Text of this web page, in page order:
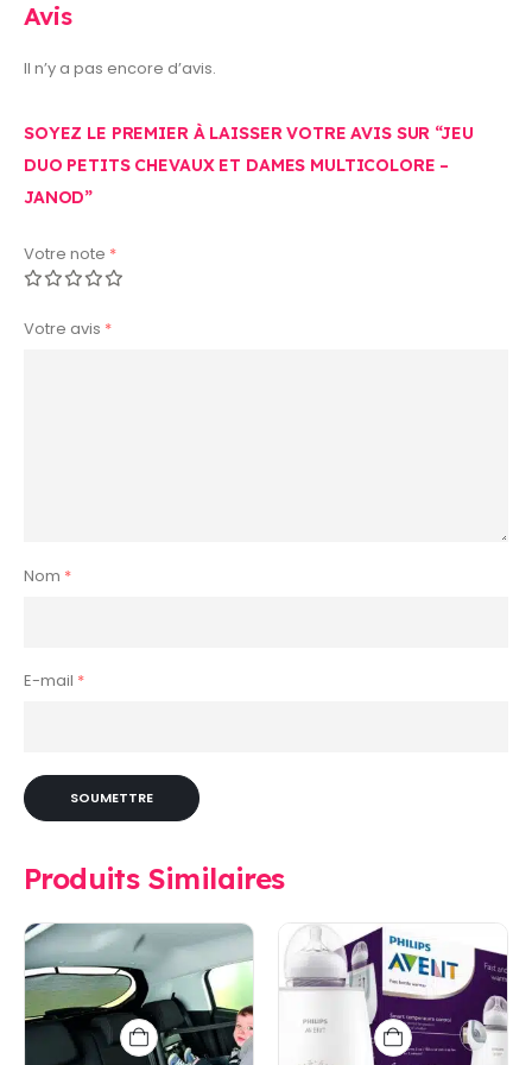
Avis
Il n’y a pas encore d’avis.
SOYEZ LE PREMIER À LAISSER VOTRE AVIS SUR “JEU
DUO PETITS CHEVAUX ET DAMES MULTICOLORE –
JANOD”
Votre note *
Votre avis *
Nom *
E-mail *
Produits Similaires